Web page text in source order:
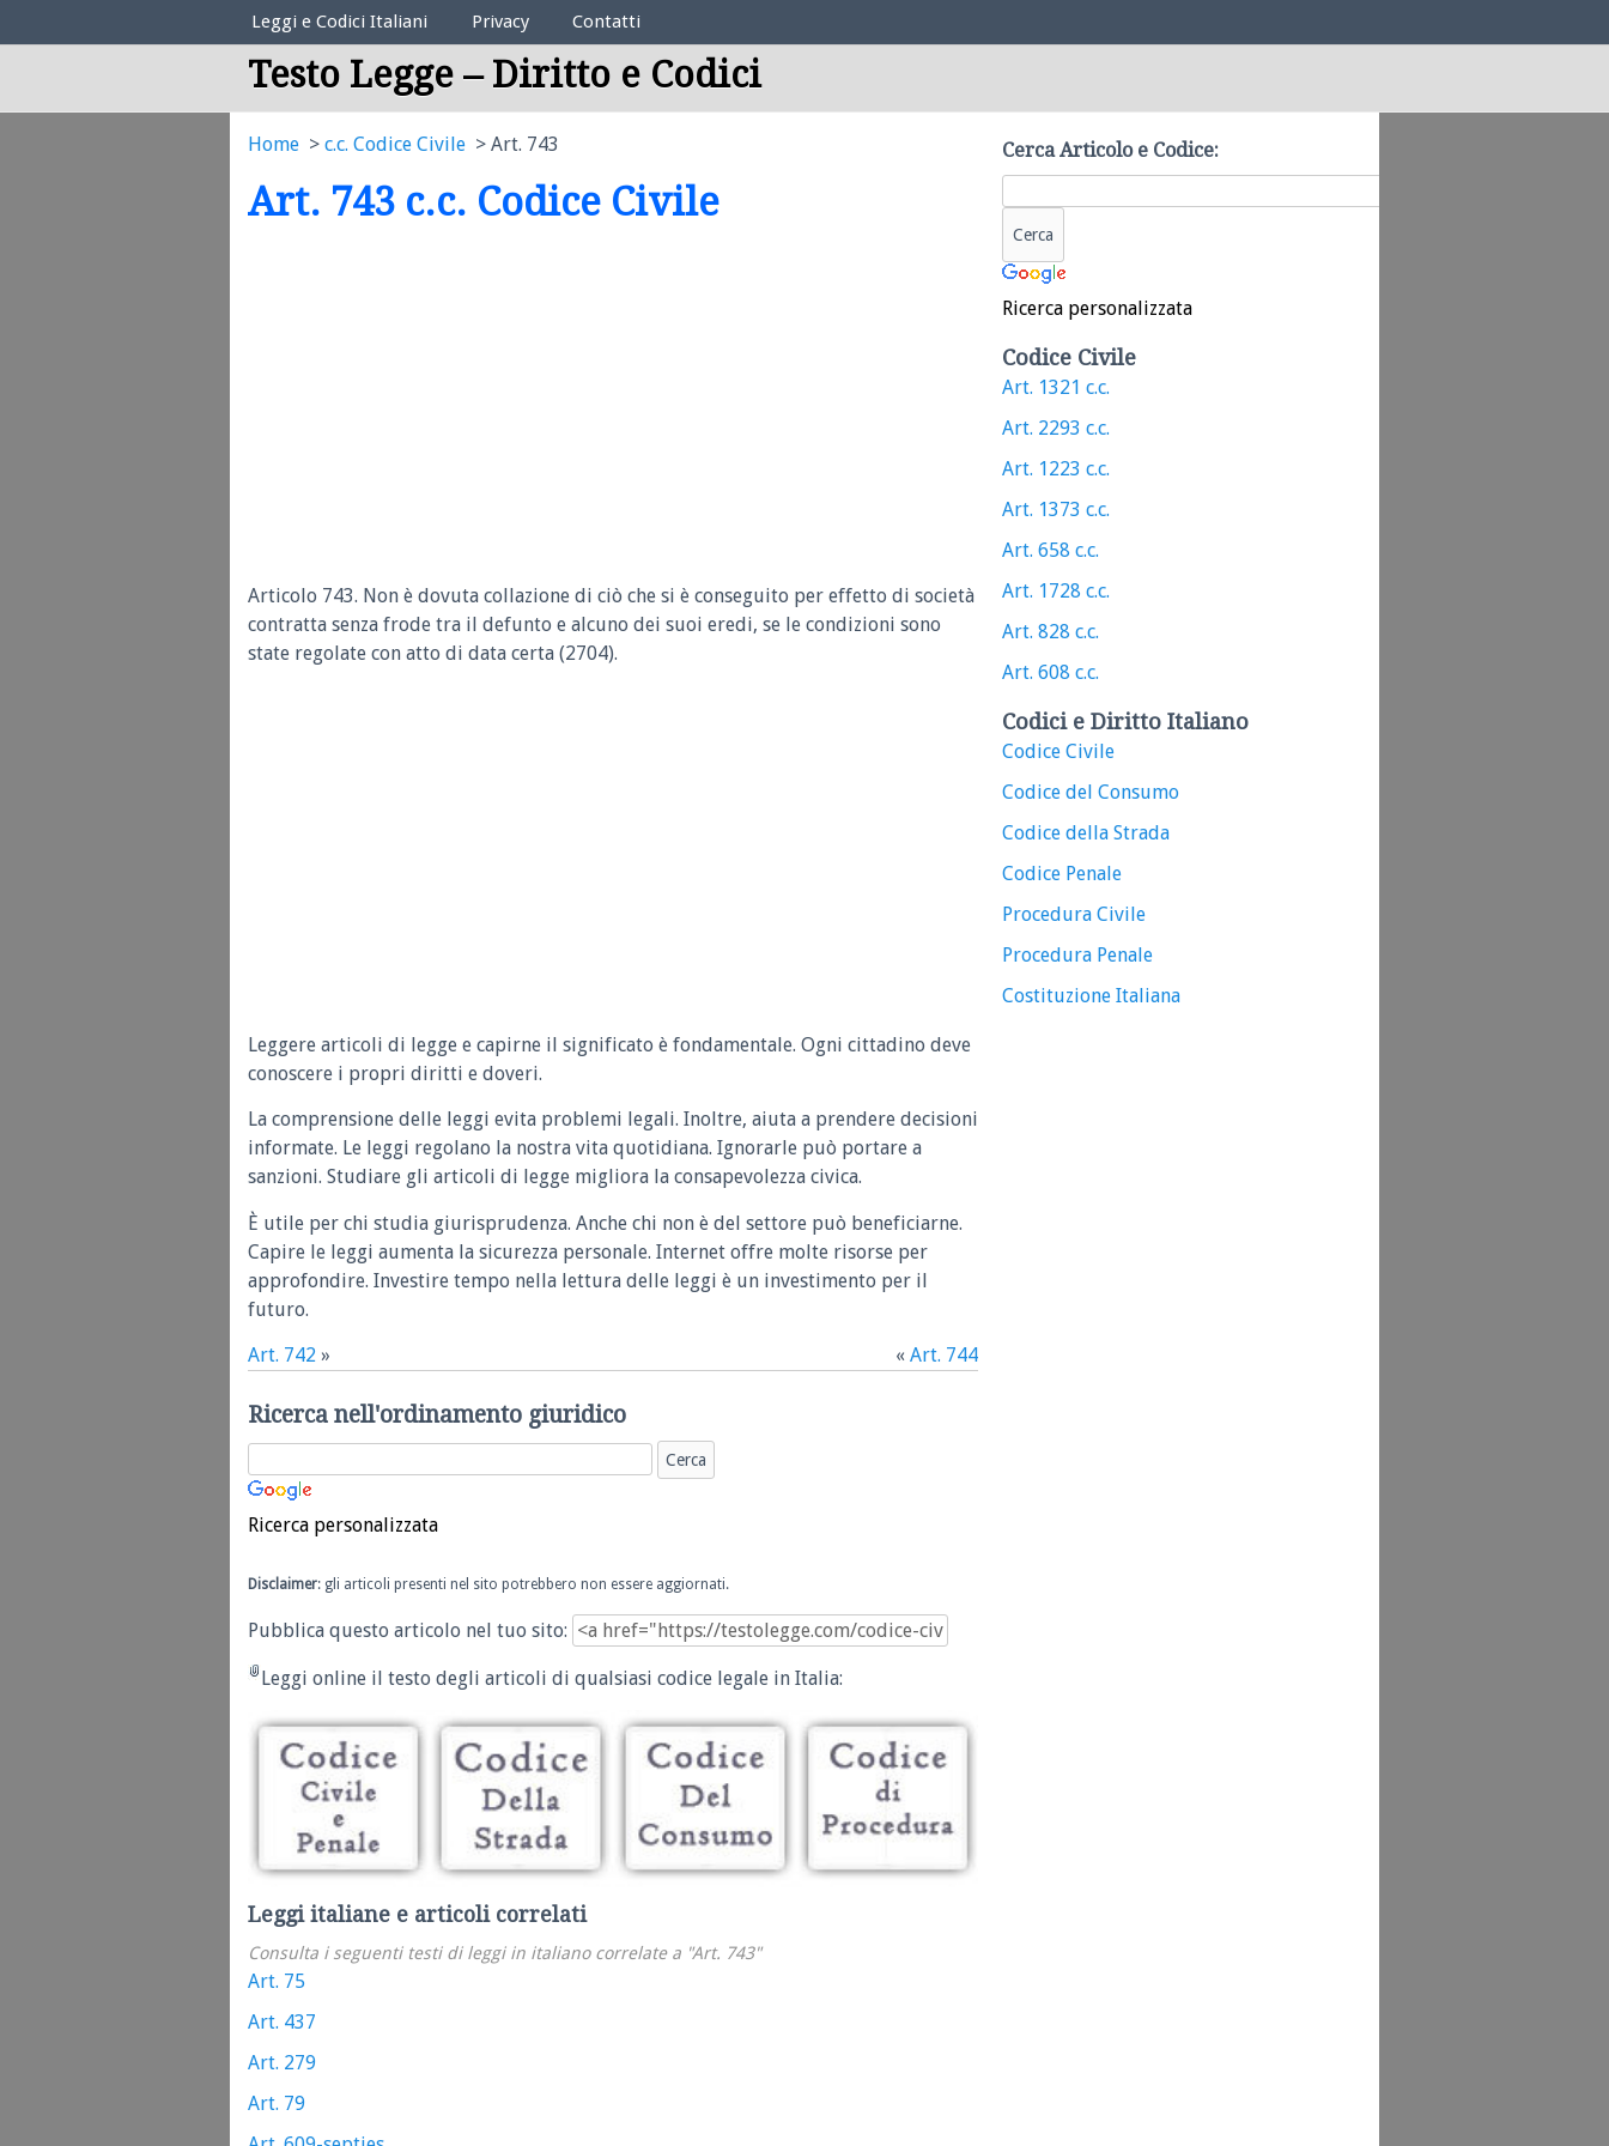
Elenco Codici Legali
Leggi e Codici Italiani Privacy Contatti
Testo Legge – Diritto e Codici
Home c.c. Codice Civile Art. 743
Art. 743 c.c. Codice Civile
Articolo 743. Non è dovuta collazione di ciò che si è conseguito per effetto di società
contratta senza frode tra il defunto e alcuno dei suoi eredi, se le condizioni sono
state regolate con atto di data certa (2704).
Leggere articoli di legge e capirne il significato è fondamentale. Ogni cittadino deve
conoscere i propri diritti e doveri.
La comprensione delle leggi evita problemi legali. Inoltre, aiuta a prendere decisioni
informate. Le leggi regolano la nostra vita quotidiana. Ignorarle può portare a
sanzioni. Studiare gli articoli di legge migliora la consapevolezza civica.
È utile per chi studia giurisprudenza. Anche chi non è del settore può beneficiarne.
Capire le leggi aumenta la sicurezza personale. Internet offre molte risorse per
approfondire. Investire tempo nella lettura delle leggi è un investimento per il
futuro.
Art. 742 » « Art. 744
Ricerca nell'ordinamento giuridico
Ricerca personalizzata
Disclaimer: gli articoli presenti nel sito potrebbero non essere aggiornati.
Pubblica questo articolo nel tuo sito:
Leggi online il testo degli articoli di qualsiasi codice legale in Italia:
Leggi italiane e articoli correlati
Consulta i seguenti testi di leggi in italiano correlate a "Art. 743"
Art. 75
Art. 437
Art. 279
Art. 79
Cerca Articolo e Codice:
Ricerca personalizzata
Codice Civile
Art. 1321 c.c.
Art. 2293 c.c.
Art. 1223 c.c.
Art. 1373 c.c.
Art. 658 c.c.
Art. 1728 c.c.
Art. 828 c.c.
Art. 608 c.c.
Codici e Diritto Italiano
Codice Civile
Codice del Consumo
Codice della Strada
Codice Penale
Procedura Civile
Procedura Penale
Costituzione Italiana